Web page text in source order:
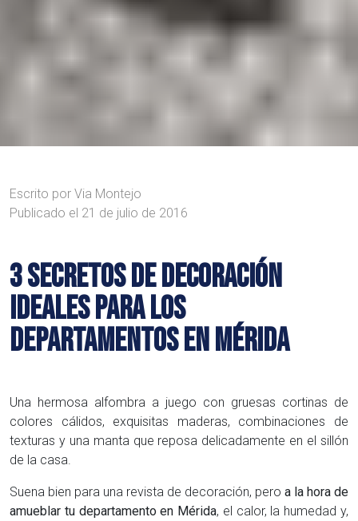
Escrito por Via Montejo
Publicado el 21 de julio de 2016
3 SECRETOS DE DECORACIÓN
IDEALES PARA LOS
DEPARTAMENTOS EN MÉRIDA
Una hermosa alfombra a juego con gruesas cortinas de
colores cálidos, exquisitas maderas, combinaciones de
texturas y una manta que reposa delicadamente en el sillón
de la casa.
Suena bien para una revista de decoración, pero a la hora de
amueblar tu departamento en Mérida, el calor, la humedad y,